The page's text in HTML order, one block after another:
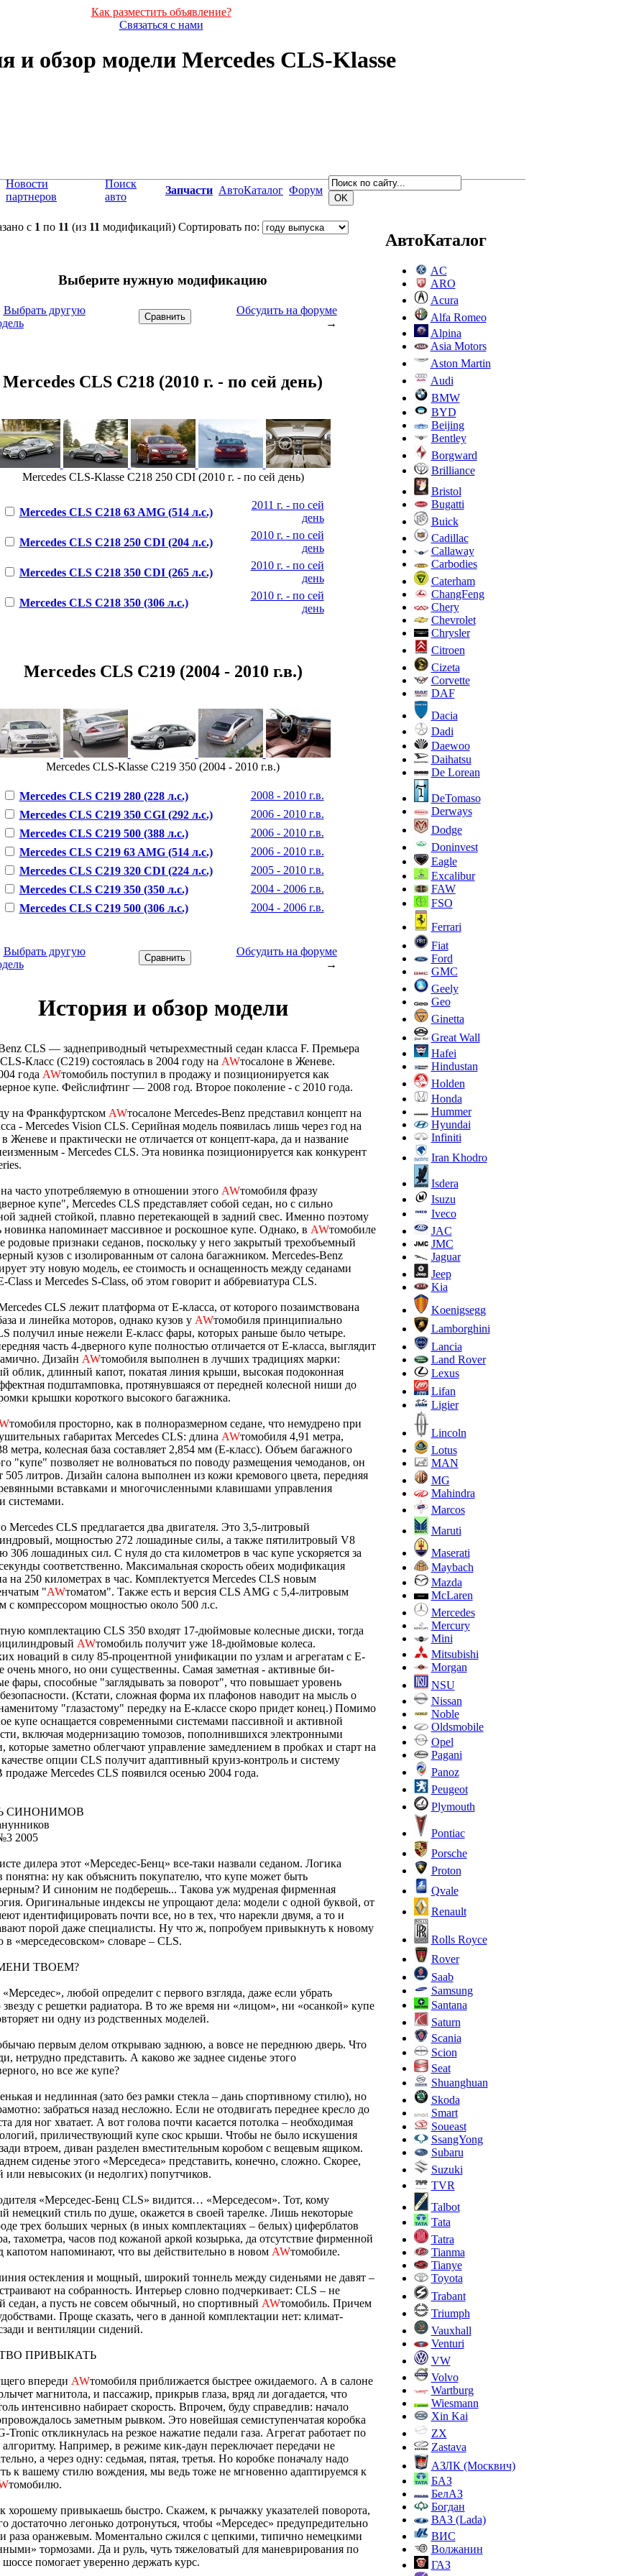
Как разместить объявление?
Связаться с нами
и обзор модели Mercedes CLS-Klasse
Новости
партнеров
Поиск
авто
Запчасти АвтоКаталог Форум
с 1 по 11 (из 11 модификаций) Сортировать по:
Выберите нужную модификацию
Выбрать другую
Обсудить на форуме
→
Mercedes CLS C218 (2010 г. - по сей день)
Mercedes CLS-Klasse C218 250 CDI (2010 г. - по сей день)
Mercedes CLS C218 63 AMG (514 л.с.)
2011 г. - по сей
день
Mercedes CLS C218 250 CDI (204 л.с.)
2010 г. - по сей
день
Mercedes CLS C218 350 CDI (265 л.с.)
2010 г. - по сей
день
Mercedes CLS C218 350 (306 л.с.)
2010 г. - по сей
день
Mercedes CLS C219 (2004 - 2010 г.в.)
Mercedes CLS-Klasse C219 350 (2004 - 2010 г.в.)
Mercedes CLS C219 280 (228 л.с.)
2008 - 2010 г.в.
Mercedes CLS C219 350 CGI (292 л.с.)
2006 - 2010 г.в.
Mercedes CLS C219 500 (388 л.с.)
2006 - 2010 г.в.
Mercedes CLS C219 63 AMG (514 л.с.)
2006 - 2010 г.в.
Mercedes CLS C219 320 CDI (224 л.с.)
2005 - 2010 г.в.
Mercedes CLS C219 350 (350 л.с.)
2004 - 2006 г.в.
Mercedes CLS C219 500 (306 л.с.)
2004 - 2006 г.в.
Выбрать другую
Обсудить на форуме
→
История и обзор модели
CLS — заднеприводный четырехместный седан класса F. Премьера
Класс (C219) состоялась в 2004 году на AWтосалоне в Женеве.
года AWтомобиль поступил в продажу и позиционируется как
купе. Фейслифтинг — 2008 год. Второе поколение - с 2010 года.
на Франкфуртском AWтосалоне Mercedes-Benz представил концепт на
- Mercedes Vision CLS. Серийная модель появилась лишь через год на
Женеве и практически не отличается от концепт-кара, да и название
- Mercedes CLS. Эта новинка позиционируется как конкурент
часто употребляемую в отношении этого AWтомобиля фразу
купе", Mercedes CLS представляет собой седан, но с сильно
задней стойкой, плавно перетекающей в задний свес. Именно поэтому
новинка напоминает массивное и роскошное купе. Однако, в AWтомобиле
родовые признаки седанов, поскольку у него закрытый трехобъемный
кузов с изолированным от салона багажником. Mercedes-Benz
эту новую модель, ее стоимость и оснащенность между седанами
Class и Mercedes S-Class, об этом говорит и аббревиатура CLS.
CLS лежит платформа от Е-класса, от которого позаимствована
и линейка моторов, однако кузов у AWтомобиля принципиально
получил иные нежели Е-класс фары, которых раньше было четыре.
часть 4-дверного купе полностью отличается от Е-класса, выглядит
Дизайн AWтомобиля выполнен в лучших традициях марки:
облик, длинный капот, покатая линия крыши, высокая подоконная
подштамповка, протянувшаяся от передней колесной ниши до
крышки короткого высокого багажника.
томобиля просторно, как в полноразмерном седане, что немудрено при
габаритах Mercedes CLS: длина AWтомобиля 4,91 метра,
метра, колесная база составляет 2,854 мм (Е-класс). Объем багажного
"купе" позволяет не волноваться по поводу размещения чемоданов, он
505 литров. Дизайн салона выполнен из кожи кремового цвета, передняя
вставками и многочисленными клавишами управления
системами.
Mercedes CLS предлагается два двигателя. Это 3,5-литровый
мощностью 272 лошадиные силы, а также пятилитровый V8
306 лошадиных сил. С нуля до ста километров в час купе ускоряется за
соответственно. Максимальная скорость обеих модификация
на 250 километрах в час. Комплектуется Mercedes CLS новым
"AWтоматом". Также есть и версия CLS AMG с 5,4-литровым
с компрессором мощностью около 500 л.с.
комплектацию CLS 350 входят 17-дюймовые колесные диски, тогда
AWтомобиль получит уже 18-дюймовые колеса.
новаций в силу 85-процентной унификации по узлам и агрегатам с Е-
очень много, но они существенны. Самая заметная - активные би-
фары, способные "заглядывать за поворот", что повышает уровень
(Кстати, сложная форма их плафонов наводит на мысль о
"глазастому" передку на Е-классе скоро придет конец.) Помимо
купе оснащается современными системами пассивной и активной
включая модернизацию томозов, пополнившихся электронными
которые заметно облегчают управление замедлением в пробках и старт на
опции CLS получит адаптивный круиз-контроль и систему
продаже Mercedes CLS появился осенью 2004 года.
СИНОНИМОВ
2005
дилера этот «Мерседес-Бенц» все-таки назвали седаном. Логика
понятна: ну как объяснить покупателю, что купе может быть
И синоним не подберешь... Такова уж мудреная фирменная
Оригинальные индексы не упрощают дела: модели с одной буквой, от
идентифицировать почти все, но в тех, что нарекли двумя, а то и
порой даже специалисты. Ну что ж, попробуем привыкнуть к новому
в «мерседесовском» словаре – CLS.
ТВОЕМ?
любой определит с первого взгляда, даже если убрать
с решетки радиатора. В то же время ни «лицом», ни «осанкой» купе
ни одну из родственных моделей.
первым делом открываю заднюю, а вовсе не переднюю дверь. Что
нетрудно представить. А каково же заднее сиденье этого
но все же купе?
и недлинная (зато без рамки стекла – дань спортивному стилю), но
забраться назад несложно. Если не отодвигать переднее кресло до
для ног хватает. А вот голова почти касается потолка – необходимая
приличествующий купе скос крыши. Чтобы не было искушения
втроем, диван разделен вместительным коробом с вещевым ящиком.
сиденье этого «Мерседеса» представить, конечно, сложно. Скорее,
или невысоких (и недолгих) попутчиков.
«Мерседес-Бенц CLS» видится… «Мерседесом». Тот, кому
немецкий стиль по душе, окажется в своей тарелке. Лишь некоторые
трех больших черных (в иных комплектациях – белых) циферблатов
тахометра, часов под кожаной аркой козырька, да отсутствие фирменной
капотом напоминают, что вы действительно в новом AWтомобиле.
остекления и мощный, широкий тоннель между сиденьями не давят –
на собранность. Интерьер словно подчеркивает: CLS – не
седан, а пусть не совсем обычный, но спортивный AWтомобиль. Причем
Проще сказать, чего в данной комплектации нет: климат-
и вентиляции сидений.
ПРИВЫКАТЬ
впереди AWтомобиля приближается быстрее ожидаемого. А в салоне
магнитола, и пассажир, прикрыв глаза, вряд ли догадается, что
интенсивно набирает скорость. Впрочем, буду справедлив: начало
заметным рывком. Это новейшая семиступенчатая коробка
Tronic откликнулась на резкое нажатие педали газа. Агрегат работает по
Например, в режиме кик-даун переключает передачи не
а через одну: седьмая, пятая, третья. Но коробке поначалу надо
к вашему стилю вождения, мы ведь тоже не мгновенно адаптируемся к
томобилю.
хорошему привыкаешь быстро. Скажем, к рычажку указателей поворота,
достаточно легонько дотронуться, чтобы «Мерседес» предупредительно
раза оранжевым. Моментально сжился с цепкими, типично немецкими
тормозами. Да и руль, чуть тяжеловатый для маневрирования по
шоссе помогает уверенно держать курс.
АвтоКаталог
AC
ARO
Acura
Alfa Romeo
Alpina
Asia Motors
Aston Martin
Audi
BMW
BYD
Beijing
Bentley
Borgward
Brilliance
Bristol
Bugatti
Buick
Cadillac
Callaway
Carbodies
Caterham
ChangFeng
Chery
Chevrolet
Chrysler
Citroen
Cizeta
Corvette
DAF
Dacia
Dadi
Daewoo
Daihatsu
De Lorean
DeTomaso
Derways
Dodge
Doninvest
Eagle
Excalibur
FAW
FSO
Ferrari
Fiat
Ford
GMC
Geely
Geo
Ginetta
Great Wall
Hafei
Hindustan
Holden
Honda
Hummer
Hyundai
Infiniti
Iran Khodro
Isdera
Isuzu
Iveco
JAC
JMC
Jaguar
Jeep
Kia
Koenigsegg
Lamborghini
Lancia
Land Rover
Lexus
Lifan
Ligier
Lincoln
Lotus
MAN
MG
Mahindra
Marcos
Maruti
Maserati
Maybach
Mazda
McLaren
Mercedes
Mercury
Mini
Mitsubishi
Morgan
NSU
Nissan
Noble
Oldsmobile
Opel
Pagani
Panoz
Peugeot
Plymouth
Pontiac
Porsche
Proton
Qvale
Renault
Rolls Royce
Rover
Saab
Samsung
Santana
Saturn
Scania
Scion
Seat
Shuanghuan
Skoda
Smart
Soueast
SsangYong
Subaru
Suzuki
TVR
Talbot
Tata
Tatra
Tianma
Tianye
Toyota
Trabant
Triumph
Vauxhall
Venturi
VW
Volvo
Wartburg
Wiesmann
Xin Kai
ZX
Zastava
АЗЛК (Москвич)
БАЗ
БелАЗ
Богдан
ВАЗ (Lada)
ВИС
Волжанин
ГАЗ